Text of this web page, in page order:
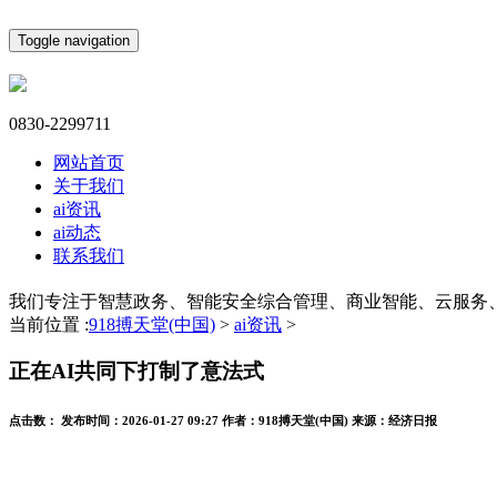
Toggle navigation
0830-2299711
网站首页
关于我们
ai资讯
ai动态
联系我们
我们专注于智慧政务、智能安全综合管理、商业智能、云服务
当前位置 :918搏天堂(中国) > ai资讯 >
正在AI共同下打制了意法式
点击数： 发布时间： 2026-01-27 09:27 作者： 918搏天堂(中国) 来源： 经济日报